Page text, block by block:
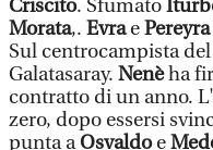
Criscito. Sfumato
Morata,. EvraePereyra
Sul centrocampista
Galatasaray. Nenèha
contratto di un anno.
zero, dopo essersi
punta aOsvaldoe